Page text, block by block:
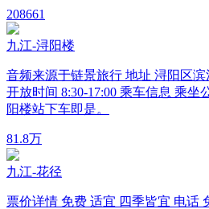
208661
九江-浔阳楼
音频来源于链景旅行 地址 浔阳区
开放时间 8:30-17:00 乘车信息 乘坐
阳楼站下车即是。
81.8万
九江-花径
票价详情 免费 适宜 四季皆宜 电话